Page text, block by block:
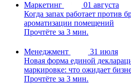
Маркетинг
01 августа
Когда запах работает против
ароматизации помещений
Прочтёте за 3 мин.
Менеджмент
31 июля
Новая форма единой
маркировке: что ожидает
Прочтёте за 3 мин.